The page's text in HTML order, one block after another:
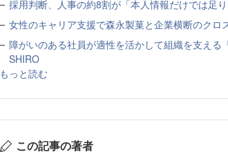
採用判断、人事の約8割が「本人情報だけでは足
女性のキャリア支援で森永製菓と企業横断のク
障がいのある社員が適性を活かして組織を支え
SHIRO
もっと読む
この記事の著者